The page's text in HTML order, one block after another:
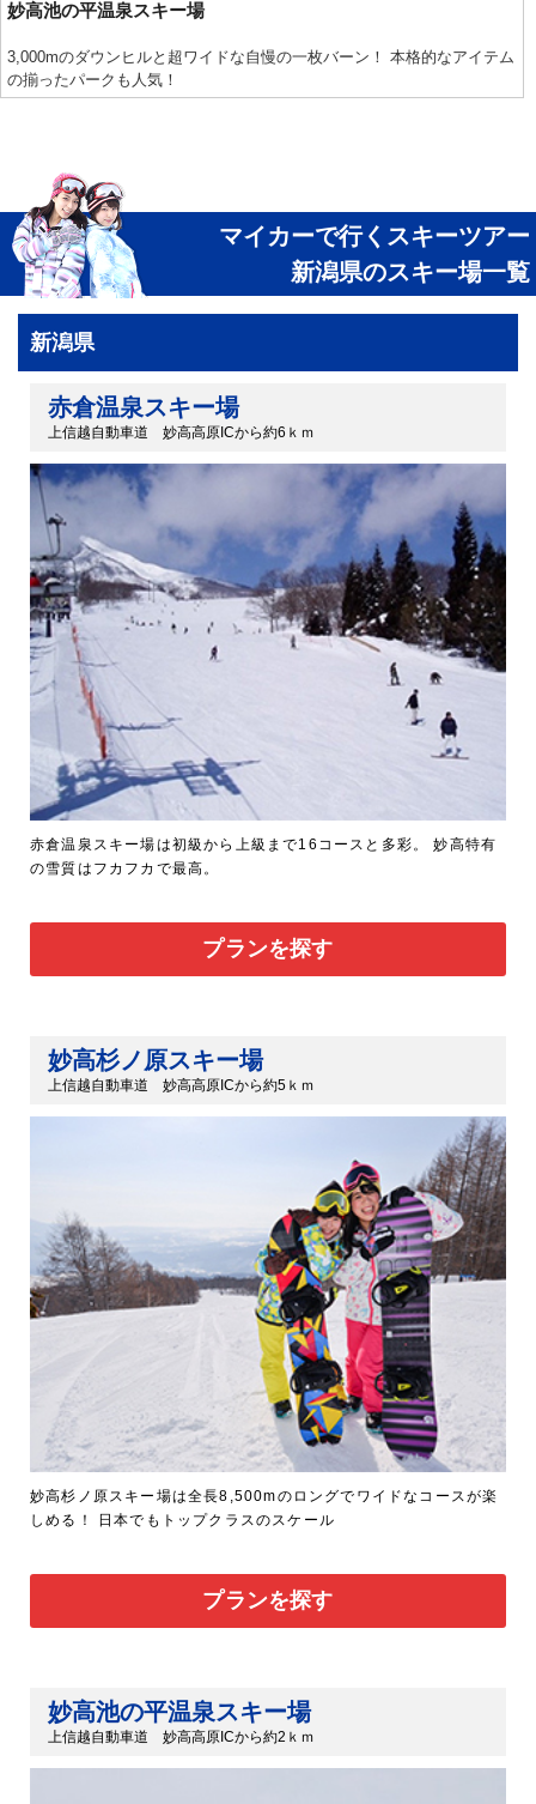
妙高池の平温泉スキー場
3,000mのダウンヒルと超ワイドな自慢の一枚バーン！ 本格的なアイテム
の揃ったパークも人気！
マイカーで行くスキーツアー
新潟県のスキー場一覧
新潟県
赤倉温泉スキー場
上信越自動車道 妙高高原ICから約6ｋｍ
赤倉温泉スキー場は初級から上級まで16コースと多彩。 妙高特有
の雪質はフカフカで最高。
プランを探す
妙高杉ノ原スキー場
上信越自動車道 妙高高原ICから約5ｋｍ
妙高杉ノ原スキー場は全長8,500mのロングでワイドなコースが楽
しめる！ 日本でもトップクラスのスケール
プランを探す
妙高池の平温泉スキー場
上信越自動車道 妙高高原ICから約2ｋｍ